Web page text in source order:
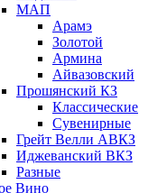
МАП
Арамэ
Золотой
Армина
Айвазовский
Прошянский КЗ
Классические
Сувенирные
Грейт Велли АВКЗ
Иджеванский ВКЗ
Разные
Вино